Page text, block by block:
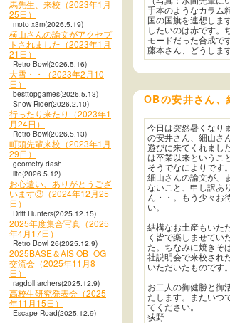
馬先生、来校（2023年1月
25日）
moto x3m(2026.5.19)
横山さんの論文がアクセプ
トされました（2023年1月
21日）
Retro Bowl(2026.5.16)
大雪・・（2023年2月10
日）
besttopgames(2026.5.13)
Snow Rider(2026.2.10)
行ったり来たり（2023年1
月24日）
Retro Bowl(2026.5.13)
町頭先輩来校（2023年1月
29日）
geometry dash
lite(2026.5.12)
お心遣い、ありがとうござ
います③（2024年12月25
日）
Drift Hunters(2025.12.15)
2025年度集合写真（2025
年4月17日）
Retro Bowl 26(2025.12.9)
2025BASE＆AIS OB_OG
交流会（2025年11月8
日）
ragdoll archers(2025.12.9)
高校生研究発表会（2025
年11月15日）
Escape Road(2025.12.9)
手本のようなカラム
国の国旗を連想しま
したいのは赤です。
モードだった合成で
藤本さん、どうしま
OBの安井さん、
今日は突然暑くなり
の安井さん、細山さ
遊びに来てくれまし
は卒業以来というこ
そうでなによりです。
細山さんの論文が、
ないこと、申し訳あ
ん・・。もう少々お
い。
結構なお土産もいた
く皆で楽しませてい
た。ちなみに焼きそ
社説明会で来校され
いただいたものです。
お二人の御健勝と御
たします。またいつ
てください。
荻野